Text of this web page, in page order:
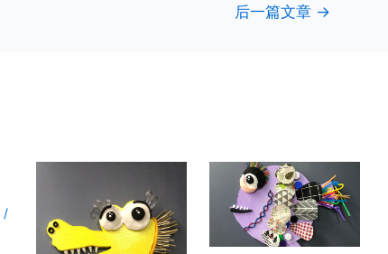
后一篇文章 →
/